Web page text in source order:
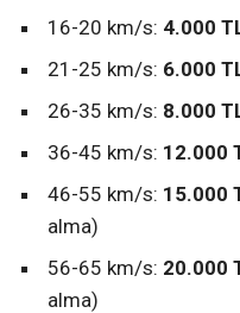
16-20 km/s: 4.000
21-25 km/s: 6.000
26-35 km/s: 8.000
36-45 km/s: 12.000
46-55 km/s: 15.000
alma)
56-65 km/s: 20.000
alma)